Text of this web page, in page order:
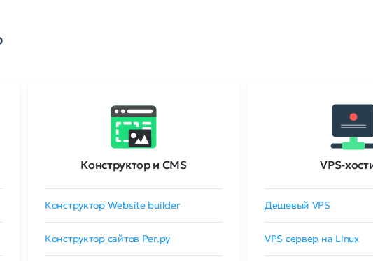
Конструктор и CMS
Конструктор Website builder
Конструктор сайтов Рег.ру
VPS-
Дешевый VPS
VPS сервер на Linux